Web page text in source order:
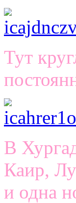
Тут
В
Каир,
и одна